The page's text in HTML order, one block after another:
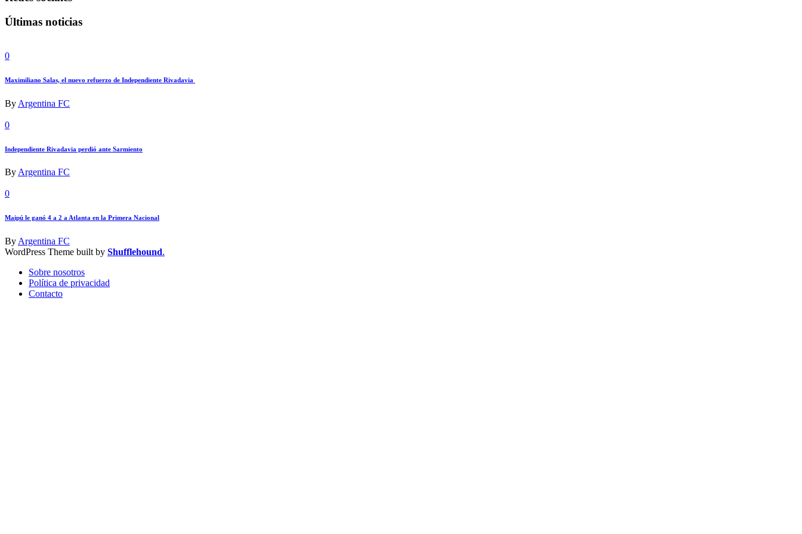
Últimas noticias
0
Maximiliano Salas, el nuevo refuerzo de Independiente Rivadavia
By Argentina FC
0
Independiente Rivadavia perdió ante Sarmiento
ByArgentina FC
0
Maipú le ganó 4 a 2 a Atlanta en la Primera Nacional
ByArgentina FC
WordPress Theme built by Shufflehound.
Sobre nosotros
Política de privacidad
Contacto